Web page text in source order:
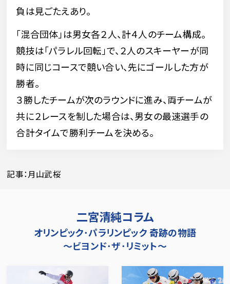
負は見ごたえあり。
「混合団体」は男女各２人、計４人のチーム構成。
競技は「パラレル回転」で、２人のスキーヤーが同
時に同じコースで競い合い、先にゴールした方が
勝者。
３勝したチームが次のラウンドに進み、両チームが
共に２レースを制した場合は、男女の最速選手の
合計タイムで勝利チームを決める。
記事：月山武桜
二宮清純コラム
オリンピック･パラリンピック 奇跡の物語
～ビヨンド･ザ･リミット～